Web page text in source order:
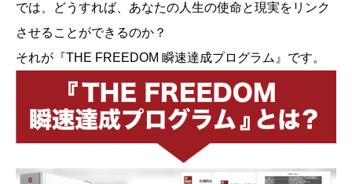
では、どうすれば、あなたの人生の使命と現実をリンク
させることができるのか？
それが『THE FREEDOM 瞬速達成プログラム』です。